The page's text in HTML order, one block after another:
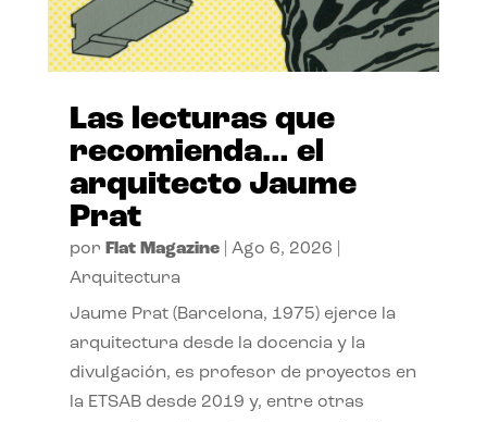
Las lecturas que
recomienda… el
arquitecto Jaume
Prat
por Flat Magazine| Ago 6, 2026
Arquitectura
Jaume Prat (Barcelona, 1975) ejerce la
arquitectura desde la docencia y la
divulgación, es profesor de proyectos en
la ETSAB desde 2019 y, entre otras